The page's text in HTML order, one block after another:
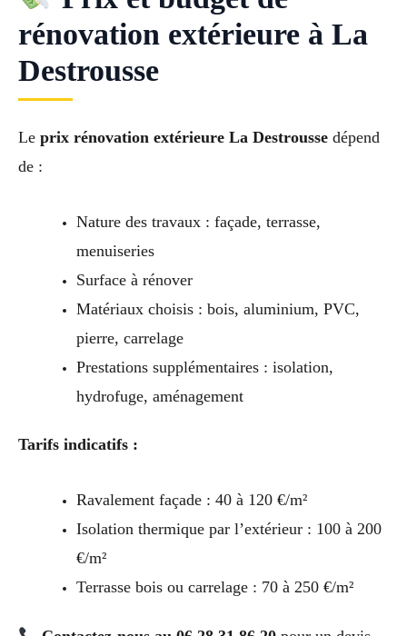
rénovation extérieure à La
Destrousse
Le prix rénovation extérieure La Destrousse dépend
de :
Nature des travaux : façade, terrasse,
menuiseries
Surface à rénover
Matériaux choisis : bois, aluminium, PVC,
pierre, carrelage
Prestations supplémentaires : isolation,
hydrofuge, aménagement
Tarifs indicatifs :
Ravalement façade : 40 à 120 €/m²
Isolation thermique par l’extérieur : 100 à 200
€/m²
Terrasse bois ou carrelage : 70 à 250 €/m²